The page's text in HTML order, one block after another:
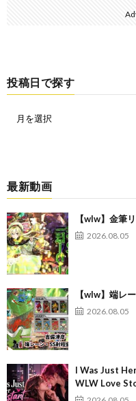
投稿日で探す
最新動画
【wlw】金筆
2026.08.05
【wlw】端レ
2026.08.05
I Was Just
WLW Love